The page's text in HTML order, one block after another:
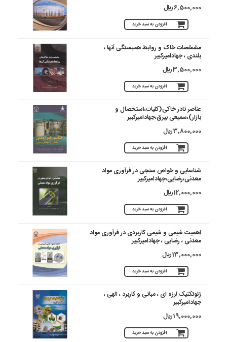
6,500,000 ريال
افزودن به سبد خرید
مشخصات خاک و روابط همبستگی آنها ،
بلندی ، جهادامیرکبیر
3,500,000 ريال
افزودن به سبد خرید
عناصر نادر خاکی(کلیات،استحصال و
بازار)،سمیعی بیرق،جهادامیرکبیر
3,800,000 ريال
افزودن به سبد خرید
شناسایی و خواص سنجی در فرآوری مواد
معدنی،رضایی،جهادامیرکبیر
12,000,000 ريال
افزودن به سبد خرید
اهمیت شیمی و شیمی کاربردی در فرآوری مواد
معدنی ، رضایی ، جهادامیرکبیر
13,000,000 ريال
افزودن به سبد خرید
ژئوتکنیک لرزه ای ، مبانی و کاربرد ، الهی ،
جهادامیرکبیر
19,000,000 ريال
افزودن به سبد خرید